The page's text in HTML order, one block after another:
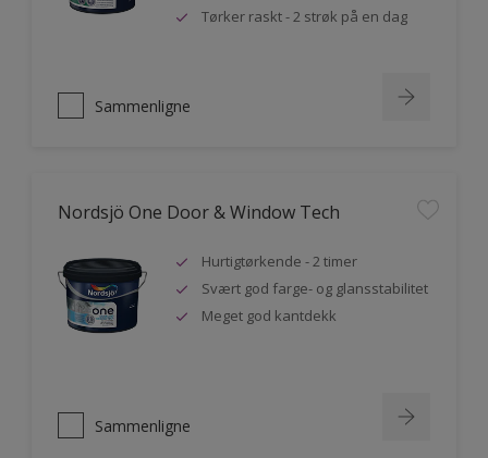
Tørker raskt - 2 strøk på en dag
Sammenligne
Nordsjö One Door & Window Tech
Hurtigtørkende - 2 timer
Svært god farge- og glansstabilitet
Meget god kantdekk
Sammenligne